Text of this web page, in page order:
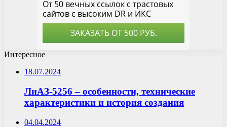
Интересное
18.07.2024
ЛиАЗ-5256 – особенности, технические
характеристики и история создания
04.04.2024